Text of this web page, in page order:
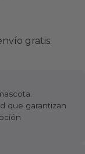
gratis.
que garantizan